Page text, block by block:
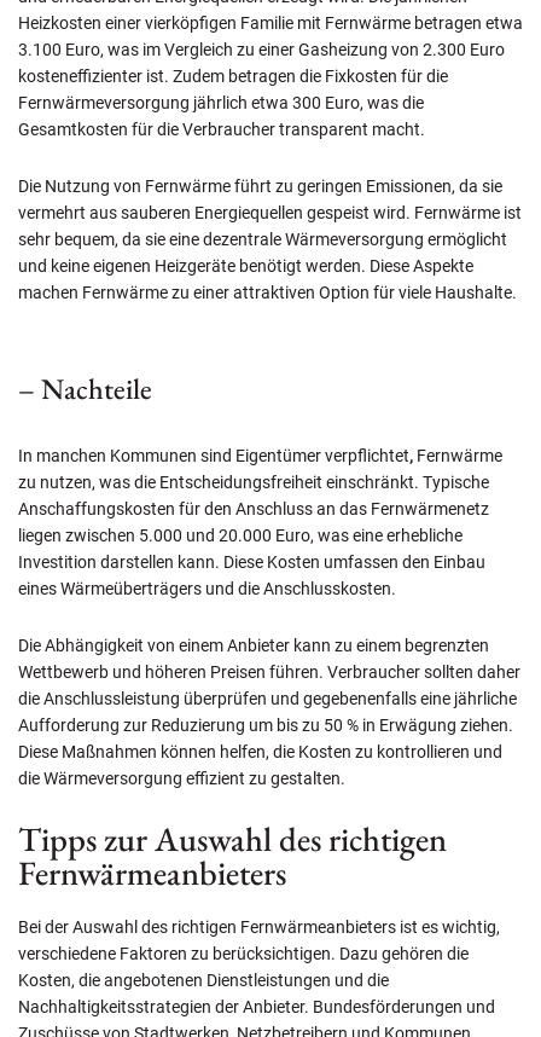
Heizkosten einer vierköpfigen Familie mit Fernwärme betragen etwa
3.100 Euro, was im Vergleich zu einer Gasheizung von 2.300 Euro
kosteneffizienter ist. Zudem betragen die Fixkosten für die
Fernwärmeversorgung jährlich etwa 300 Euro, was die
Gesamtkosten für die Verbraucher transparent macht.
Die Nutzung von Fernwärme führt zu geringen Emissionen, da sie
vermehrt aus sauberen Energiequellen gespeist wird. Fernwärme ist
sehr bequem, da sie eine dezentrale Wärmeversorgung ermöglicht
und keine eigenen Heizgeräte benötigt werden. Diese Aspekte
machen Fernwärme zu einer attraktiven Option für viele Haushalte.
– Nachteile
In manchen Kommunen sind Eigentümer verpflichtet, Fernwärme
zu nutzen, was die Entscheidungsfreiheit einschränkt. Typische
Anschaffungskosten für den Anschluss an das Fernwärmenetz
liegen zwischen 5.000 und 20.000 Euro, was eine erhebliche
Investition darstellen kann. Diese Kosten umfassen den Einbau
eines Wärmeüberträgers und die Anschlusskosten.
Die Abhängigkeit von einem Anbieter kann zu einem begrenzten
Wettbewerb und höheren Preisen führen. Verbraucher sollten daher
die Anschlussleistung überprüfen und gegebenenfalls eine jährliche
Aufforderung zur Reduzierung um bis zu 50 % in Erwägung ziehen.
Diese Maßnahmen können helfen, die Kosten zu kontrollieren und
die Wärmeversorgung effizient zu gestalten.
Tipps zur Auswahl des richtigen
Fernwärmeanbieters
Bei der Auswahl des richtigen Fernwärmeanbieters ist es wichtig,
verschiedene Faktoren zu berücksichtigen. Dazu gehören die
Kosten, die angebotenen Dienstleistungen und die
Nachhaltigkeitsstrategien der Anbieter. Bundesförderungen und